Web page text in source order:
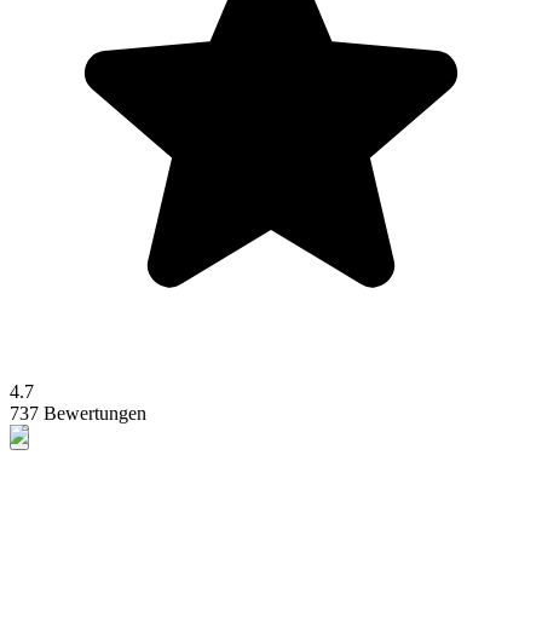
4.7
737 Bewertungen